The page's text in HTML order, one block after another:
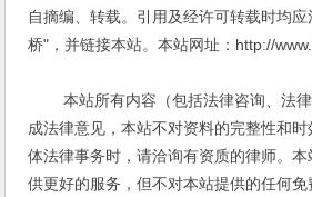
自摘编、转载。引用及经许可转载时均
桥"，并链接本站。本站网址：http://
本站所有内容（包括法律咨询、法律
成法律意见，本站不对资料的完整性和
体法律事务时，请洽询有资质的律师。
供更好的服务，但不对本站提供的任何